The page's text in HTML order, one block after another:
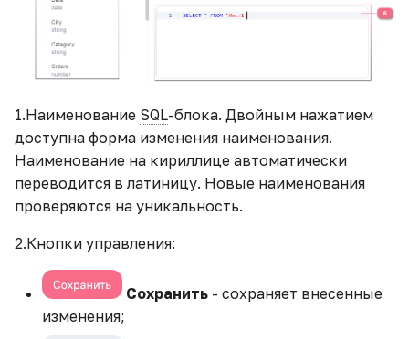
1.Наименование SQL-блока. Двойным нажатием
доступна форма изменения наименования.
Наименование на кириллице автоматически
переводится в латиницу. Новые наименования
проверяются на уникальность.
2.Кнопки управления:
Сохранить - сохраняет внесенные
изменения;